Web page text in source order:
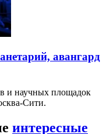
авангард
и научных площадок
Сити.
интересные